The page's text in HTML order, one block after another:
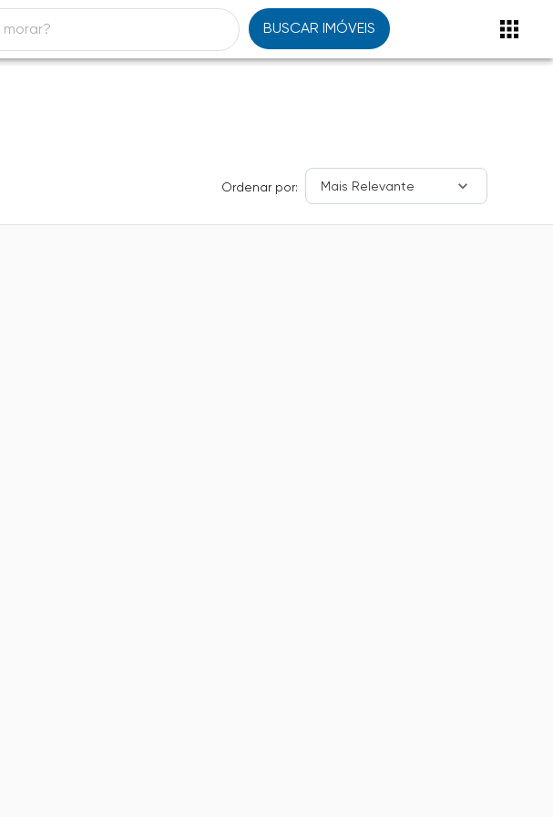
BUSCAR IMÓVEIS
Ordenar por: Mais Relevante